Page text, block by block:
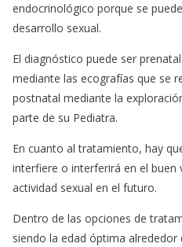
endocrinológico porque se
desarrollo sexual.
El diagnóstico puede ser
mediante las ecografías que se
postnatal mediante la
parte de su Pediatra.
En cuanto al tratamiento, hay
interfiere o interferirá en el buen
actividad sexual en el futuro.
Dentro de las opciones de
siendo la edad óptima alrededor